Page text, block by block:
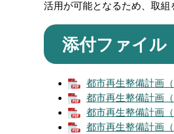
活用が可能となるため、取組
添付ファイル
都市再生整備計画
都市再生整備計画
都市再生整備計画
都市再生整備計画